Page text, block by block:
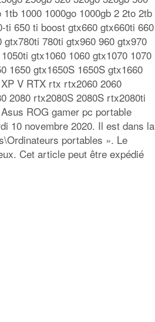
1000 1000go 1000gb 2 2to 2tb
ti 650 ti boost gtx660 gtx660ti 660
780ti gtx960 960 gtx970
gtx1060 1060 gtx1070 1070
1650 gtx1650S 1650S gtx1660
V RTX rtx rtx2060 2060
2080 rtx2080S 2080S rtx2080ti
ROG gamer pc portable
10 novembre 2020. Il est dans la
portables ». Le
Cet article peut être expédié